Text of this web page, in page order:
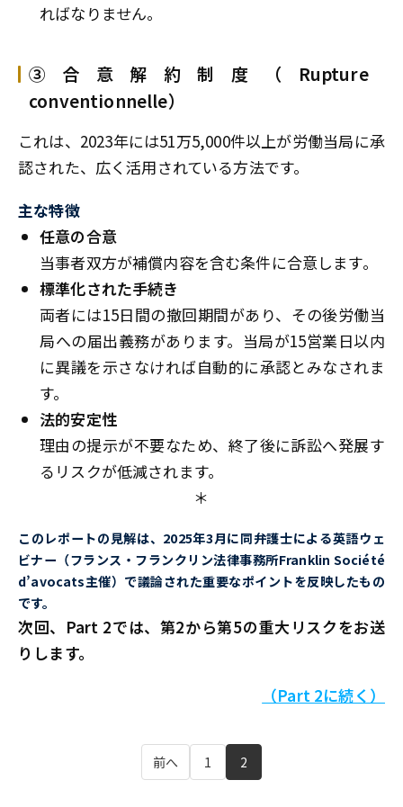
ればなりません。
③合意解約制度（Rupture
conventionnelle）
これは、2023年には51万5,000件以上が労働当局に承
認された、広く活用されている方法です。
主な特徴
任意の合意
当事者双方が補償内容を含む条件に合意します。
標準化された手続き
両者には15日間の撤回期間があり、その後労働当
局への届出義務があります。当局が15営業日以内
に異議を示さなければ自動的に承認とみなされま
す。
法的安定性
理由の提示が不要なため、終了後に訴訟へ発展す
るリスクが低減されます。
＊
このレポートの見解は、2025年3月に同弁護士による英語ウェ
ビナー（フランス・フランクリン法律事務所Franklin Société
d’avocats主催）で議論された重要なポイントを反映したもの
です。
次回、Part 2では、第2から第5の重大リスクをお送
りします。
（Part 2に続く）
前へ 1 2